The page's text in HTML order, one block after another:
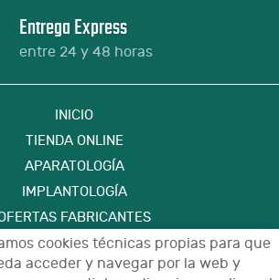
cookies técnicas propias para que
acceder y navegar por la web y
Entrega Express
entre 24 y 48 horas
INICIO
TIENDA ONLINE
APARATOLOGÍA
IMPLANTOLOGÍA
FABRICANTES
FORMACIÓN
CONTACTO